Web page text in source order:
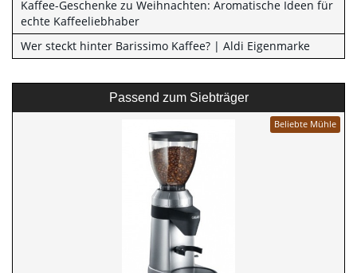
Kaffee-Geschenke zu Weihnachten: Aromatische Ideen für
echte Kaffeeliebhaber
Wer steckt hinter Barissimo Kaffee? | Aldi Eigenmarke
Passend zum Siebträger
Beliebte Mühle